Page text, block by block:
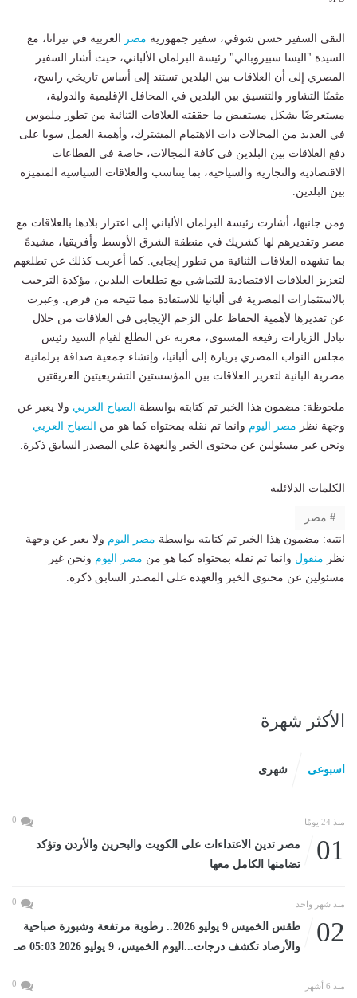
التقى السفير حسن شوقي، سفير جمهورية مصر
العربية في تيرانا، مع
السيدة "اليسا سبيروبالي" رئيسة البرلمان الألباني، حيث أشار السفير
المصري إلى أن العلاقات بين البلدين تستند إلى أساس تاريخي راسخ،
مثمنًا التشاور والتنسيق بين البلدين في المحافل الإقليمية والدولية،
مستعرضًا بشكل مستفيض ما حققته العلاقات الثنائية من تطور ملموس
في العديد من المجالات ذات الاهتمام المشترك، وأهمية العمل سويا على
دفع العلاقات بين البلدين في كافة المجالات، خاصة في القطاعات
الاقتصادية والتجارية والسياحية، بما يتناسب والعلاقات السياسية المتميزة
بين البلدين.
ومن جانبها، أشارت رئيسة البرلمان الألباني إلى اعتزاز بلادها بالعلاقات مع
مصر وتقديرهم لها كشريك في منطقة الشرق الأوسط وأفريقيا، مشيدةً
بما تشهده العلاقات الثنائية من تطور إيجابي. كما أعربت كذلك عن تطلعهم
لتعزيز العلاقات الاقتصادية للتماشي مع تطلعات البلدين، مؤكدة الترحيب
بالاستثمارات المصرية في ألبانيا للاستفادة مما تتيحه من فرص. وعبرت
عن تقديرها لأهمية الحفاظ على الزخم الإيجابي في العلاقات من خلال
تبادل الزيارات رفيعة المستوى، معربة عن التطلع لقيام السيد رئيس
مجلس النواب المصري بزيارة إلى ألبانيا، وإنشاء جمعية صداقة برلمانية
مصرية البانية لتعزيز العلاقات بين المؤسستين التشريعيتين العريقتين.
ملحوظة: مضمون هذا الخبر تم كتابته بواسطة الصباح العربي ولا يعبر عن
وجهة نظر مصر اليوم وانما تم نقله بمحتواه كما هو من
الصباح العربي
ونحن غير مسئولين عن محتوى الخبر والعهدة علي المصدر السابق ذكرة.
الكلمات الدلائليه
مصر
انتبه: مضمون هذا الخبر تم كتابته بواسطة مصر اليوم ولا يعبر عن وجهة
نظر منقول وانما تم نقله بمحتواه كما هو من مصر اليوم ونحن غير
مسئولين عن محتوى الخبر والعهدة علي المصدر السابق ذكرة.
الأكثر شهرة
اسبوعى شهرى
منذ 24 يومًا 0
01
مصر تدين الاعتداءات على الكويت والبحرين والأردن وتؤكد
تضامنها الكامل معها
منذ شهر واحد 0
02
طقس الخميس 9 يوليو 2026.. رطوبة مرتفعة وشبورة صباحية
والأرصاد تكشف درجات...اليوم الخميس، 9 يوليو 2026 05:03 صـ
منذ 6 أشهر 0